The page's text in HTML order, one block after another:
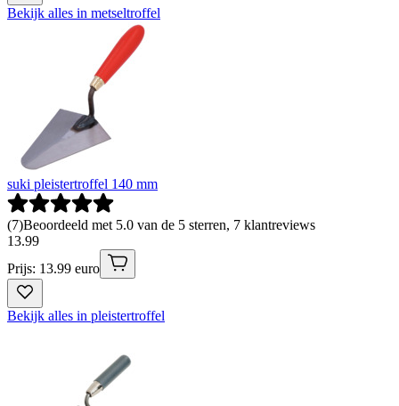
Bekijk alles in metseltroffel
suki pleistertroffel 140 mm
(7)Beoordeeld met 5.0 van de 5 sterren, 7 klantreviews
13.99
Prijs: 13.99 euro
Bekijk alles in pleistertroffel